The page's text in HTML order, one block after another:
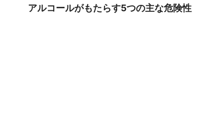
アルコールがもたらす5つの主な危険性